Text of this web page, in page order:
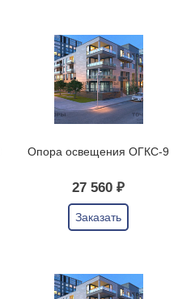
Опора освещения ОГКС-9
27 560 ₽
Заказать